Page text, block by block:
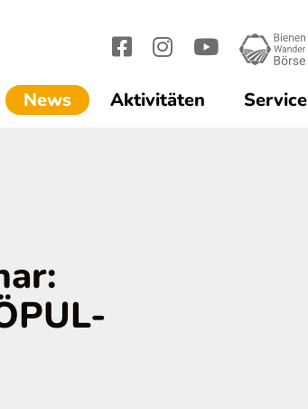
News(current)1
Aktivitäten Service